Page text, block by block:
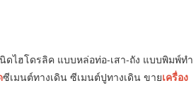
ไฮโดรลิค แบบหล่อท่อ-เสา-ถัง แบบพิมพ์ทำ
ซีเมนต์ทางเดิน ซีเมนต์ปูทางเดิน ขายเครื่อง